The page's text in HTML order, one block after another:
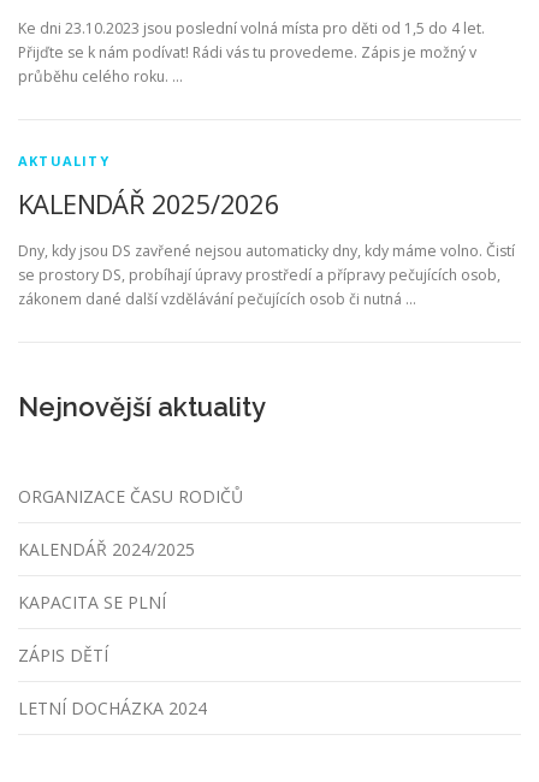
Ke dni 23.10.2023 jsou poslední volná místa pro děti od 1,5 do 4 let.
Přijďte se k nám podívat! Rádi vás tu provedeme. Zápis je možný v
průběhu celého roku. …
AKTUALITY
KALENDÁŘ 2025/2026
Dny, kdy jsou DS zavřené nejsou automaticky dny, kdy máme volno. Čistí
se prostory DS, probíhají úpravy prostředí a přípravy pečujících osob,
zákonem dané další vzdělávání pečujících osob či nutná …
Nejnovější aktuality
ORGANIZACE ČASU RODIČŮ
KALENDÁŘ 2024/2025
KAPACITA SE PLNÍ
ZÁPIS DĚTÍ
LETNÍ DOCHÁZKA 2024